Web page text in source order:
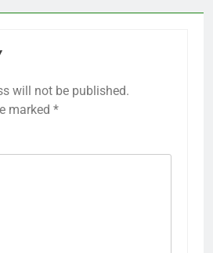
will not be published.
marked *